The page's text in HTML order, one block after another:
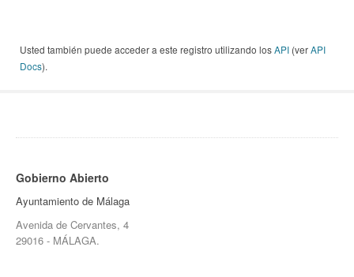
Usted también puede acceder a este registro utilizando losAPI (verAPI
Docs).
Gobierno Abierto
Ayuntamiento de Málaga
Avenida de Cervantes, 4
29016 - MÁLAGA.